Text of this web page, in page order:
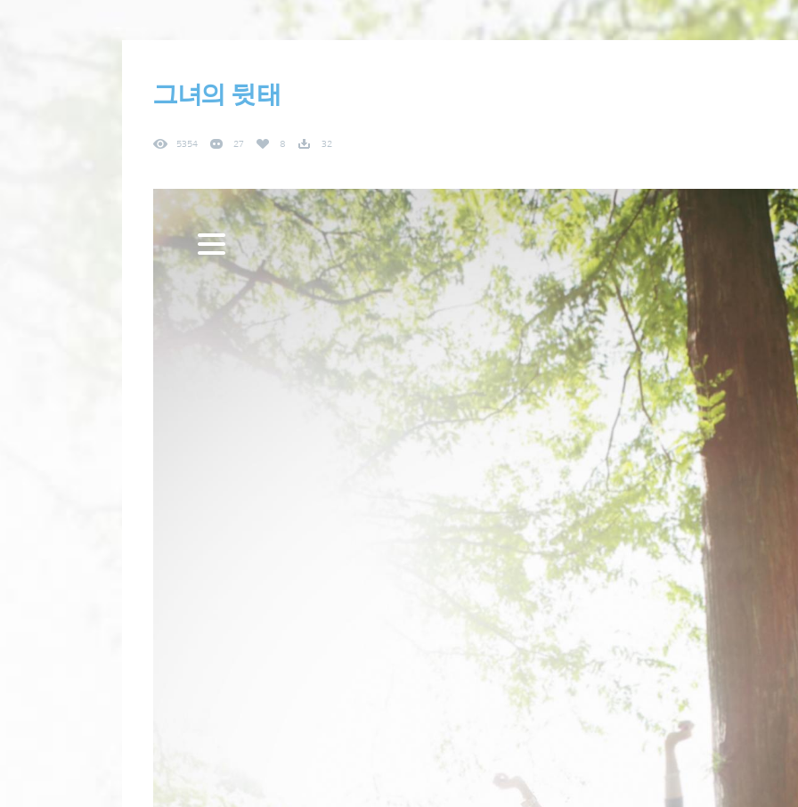
그녀의 뒷태
5354 27 8 32